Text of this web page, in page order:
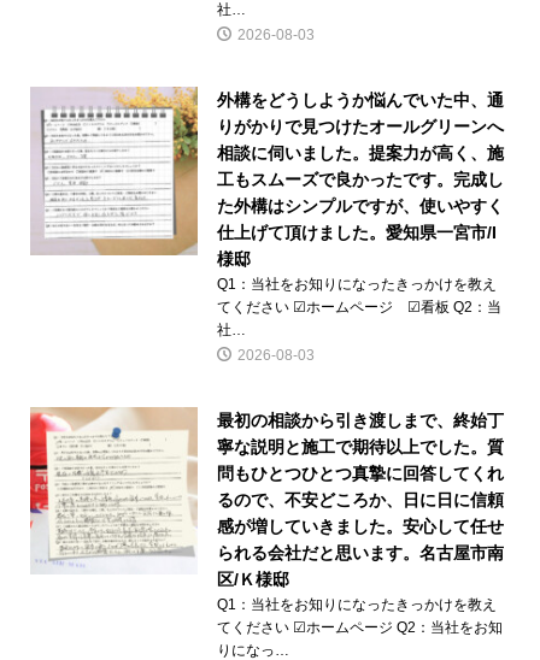
社…
2026-08-03
外構をどうしようか悩んでいた中、通
りがかりで見つけたオールグリーンへ
相談に伺いました。提案力が高く、施
工もスムーズで良かったです。完成し
た外構はシンプルですが、使いやすく
仕上げて頂けました。愛知県一宮市/I
様邸
Q1：当社をお知りになったきっかけを教え
てください ☑ホームページ ☑看板 Q2：当
社…
2026-08-03
最初の相談から引き渡しまで、終始丁
寧な説明と施工で期待以上でした。質
問もひとつひとつ真摯に回答してくれ
るので、不安どころか、日に日に信頼
感が増していきました。安心して任せ
られる会社だと思います。名古屋市南
区/Ｋ様邸
Q1：当社をお知りになったきっかけを教え
てください ☑ホームページ Q2：当社をお知
りになっ…